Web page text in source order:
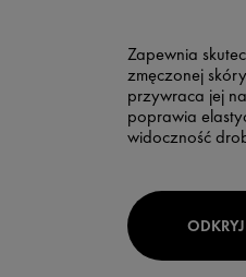
Zapewnia
zmęczonej
przywraca jej
poprawia
widoczność
ODKRYJ